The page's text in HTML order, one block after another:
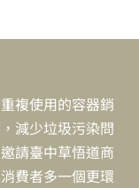
複使用的容器銷
減少垃圾污染問
請臺中草悟道商
費者多一個更環